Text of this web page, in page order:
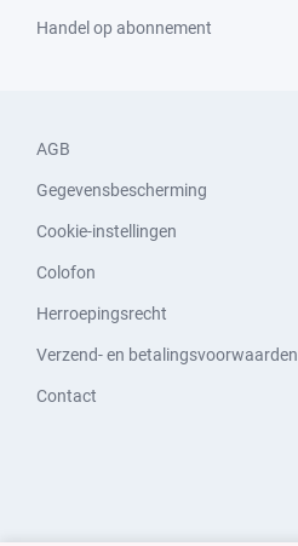
Handel op abonnement
AGB
Gegevensbescherming
Cookie-instellingen
Colofon
Herroepingsrecht
Verzend- en betalingsvoorwaarden
Contact